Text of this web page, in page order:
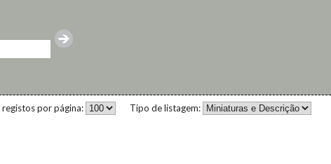
Tipo de listagem:
registos por página: